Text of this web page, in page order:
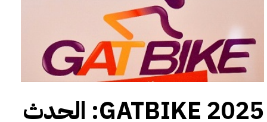
GATBIKE 2025: الحدث